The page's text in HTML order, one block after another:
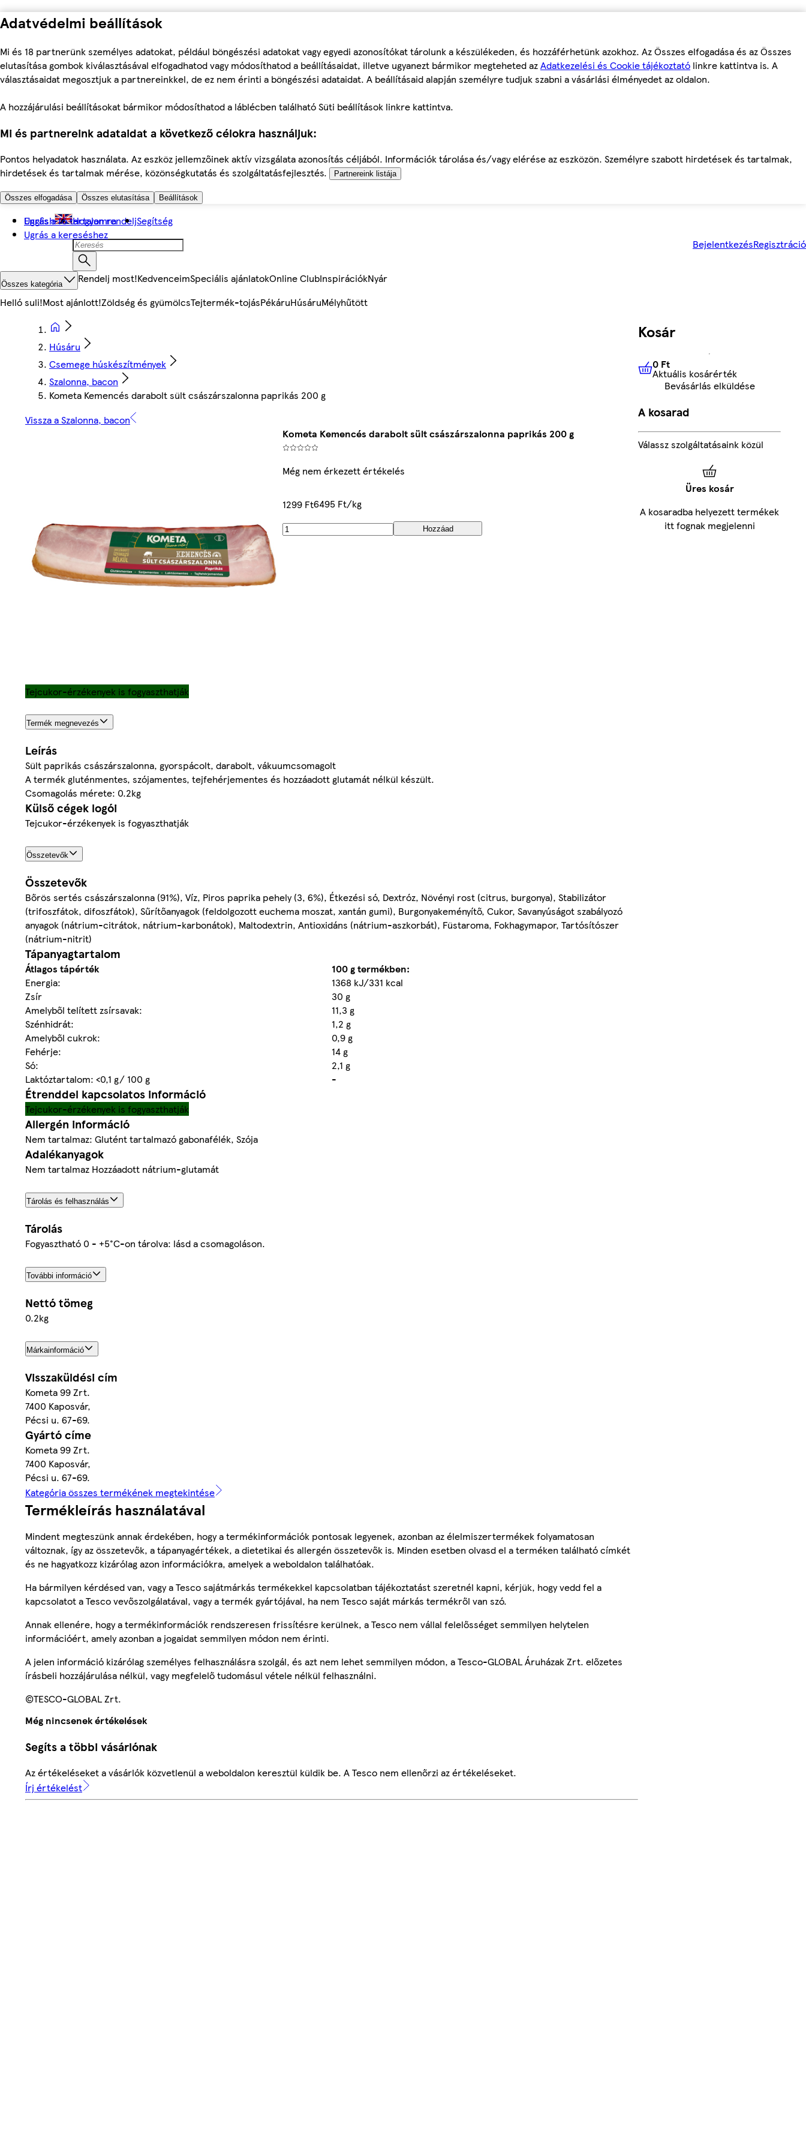
Adatvédelmi beállítások
Mi és 18 partnerünk személyes adatokat, például böngészési adatokat vagy egyedi azonosítókat tárolunk a készülékeden, és hozzáférhetünk azokhoz. Az Összes elfogadása és az Összes
elutasítása gombok kiválasztásával elfogadhatod vagy módosíthatod a beállításaidat, illetve ugyanezt bármikor megteheted azAdatkezelési és Cookie tájékoztató linkre kattintva is. A
választásaidat megosztjuk a partnereinkkel, de ez nem érinti a böngészési adataidat. A beállításaid alapján személyre tudjuk szabni a vásárlási élményedet az oldalon.
A hozzájárulási beállításokat bármikor módosíthatod a láblécben található Süti beállítások linkre kattintva.
Mi és partnereink adataidat a következő célokra használjuk:
Pontos helyadatok használata. Az eszköz jellemzőinek aktív vizsgálata azonosítás céljából. Információk tárolása és/vagy elérése az eszközön. Személyre szabott hirdetések és tartalmak,
hirdetések és tartalmak mérése, közönségkutatás és szolgáltatásfejlesztés.
Partnereink listája
Összes elfogadása Összes elutasítása Beállítások
Ugrás a fő tartalomra
Ugrás a kereséshez
English Hogyan rendeljSegítség
BejelentkezésRegisztráció
Összes kategória Rendelj most!KedvenceimSpeciális ajánlatokOnline ClubInspirációkNyár
Helló suli!Most ajánlott!Zöldség és gyümölcsTejtermék-tojásPékáruHúsáruMélyhűtött
Húsáru
Csemege húskészítmények
Szalonna, bacon
Kometa Kemencés darabolt sült császárszalonna paprikás 200 g
Vissza a Szalonna, bacon
Kometa Kemencés darabolt sült császárszalonna paprikás 200 g
Még nem érkezett értékelés
1299 Ft6495 Ft/kg
Hozzáad
Tejcukor-érzékenyek is fogyaszthatják
Termék megnevezés
Leírás
Sült paprikás császárszalonna, gyorspácolt, darabolt, vákuumcsomagolt
A termék gluténmentes, szójamentes, tejfehérjementes és hozzáadott glutamát nélkül készült.
Csomagolás mérete: 0.2kg
Külső cégek logói
Tejcukor-érzékenyek is fogyaszthatják
Összetevők
Összetevők
Bőrös sertés császárszalonna (91%), Víz, Piros paprika pehely (3, 6%), Étkezési só, Dextróz, Növényi rost (citrus, burgonya), Stabilizátor
(trifoszfátok, difoszfátok), Sűrítőanyagok (feldolgozott euchema moszat, xantán gumi), Burgonyakeményítő, Cukor, Savanyúságot szabályozó
anyagok (nátrium-citrátok, nátrium-karbonátok), Maltodextrin, Antioxidáns (nátrium-aszkorbát), Füstaroma, Fokhagymapor, Tartósítószer
(nátrium-nitrit)
Tápanyagtartalom
Átlagos tápérték
100 g termékben:
Energia:
1368 kJ/331 kcal
Zsír
30 g
Amelyből telített zsírsavak:
11,3 g
Szénhidrát:
1,2 g
Amelyből cukrok:
0,9 g
Fehérje:
14 g
Só:
2,1 g
Laktóztartalom: <0,1 g/ 100 g
-
Étrenddel kapcsolatos információ
Tejcukor-érzékenyek is fogyaszthatják
Allergén információ
Nem tartalmaz: Glutént tartalmazó gabonafélék, Szója
Adalékanyagok
Nem tartalmaz Hozzáadott nátrium-glutamát
Tárolás és felhasználás
Tárolás
Fogyasztható 0 - +5°C-on tárolva: lásd a csomagoláson.
További információ
Nettó tömeg
0.2kg
Márkainformáció
Visszaküldési cím
Kometa 99 Zrt.
7400 Kaposvár,
Pécsi u. 67-69.
Gyártó címe
Kometa 99 Zrt.
7400 Kaposvár,
Pécsi u. 67-69.
Kategória összes termékének megtekintése
Termékleírás használatával
Mindent megteszünk annak érdekében, hogy a termékinformációk pontosak legyenek, azonban az élelmiszertermékek folyamatosan
változnak, így az összetevők, a tápanyagértékek, a dietetikai és allergén összetevők is. Minden esetben olvasd el a terméken található címkét
és ne hagyatkozz kizárólag azon információkra, amelyek a weboldalon találhatóak.
Ha bármilyen kérdésed van, vagy a Tesco sajátmárkás termékekkel kapcsolatban tájékoztatást szeretnél kapni, kérjük, hogy vedd fel a
kapcsolatot a Tesco vevőszolgálatával, vagy a termék gyártójával, ha nem Tesco saját márkás termékről van szó.
Annak ellenére, hogy a termékinformációk rendszeresen frissítésre kerülnek, a Tesco nem vállal felelősséget semmilyen helytelen
információért, amely azonban a jogaidat semmilyen módon nem érinti.
A jelen információ kizárólag személyes felhasználásra szolgál, és azt nem lehet semmilyen módon, a Tesco-GLOBAL Áruházak Zrt. előzetes
írásbeli hozzájárulása nélkül, vagy megfelelő tudomásul vétele nélkül felhasználni.
©TESCO-GLOBAL Zrt.
Még nincsenek értékelések
Segíts a többi vásárlónak
Az értékeléseket a vásárlók közvetlenül a weboldalon keresztül küldik be. A Tesco nem ellenőrzi az értékeléseket.
Írj értékelést
Kosár
0 FtAktuális kosárérték
0 Ft
Aktuális kosárérték
Bevásárlás elküldése
A kosarad
Válassz szolgáltatásaink közül
Üres kosár
A kosaradba helyezett termékek
itt fognak megjelenni